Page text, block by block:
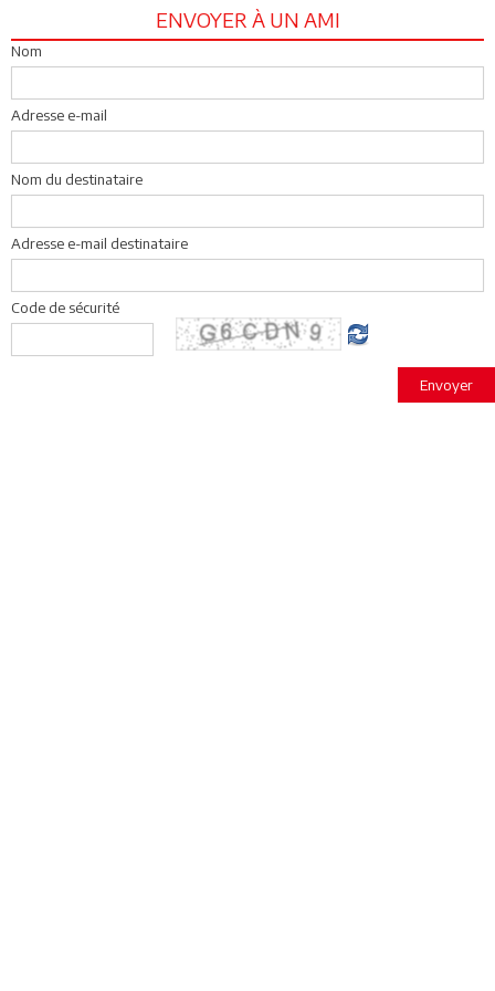
ENVOYER À UN AMI
Nom
Adresse e-mail
Nom du destinataire
Adresse e-mail destinataire
Code de sécurité
Envoyer